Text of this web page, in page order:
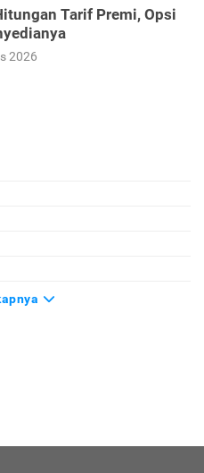
Tarif Premi, Opsi
2026